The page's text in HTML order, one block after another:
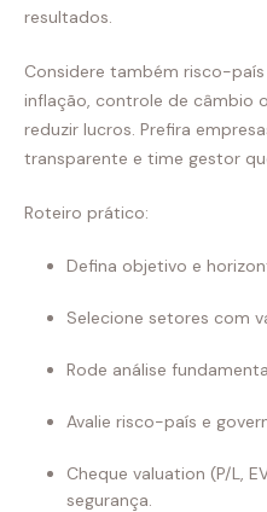
resultados.
Considere também risco-
inflação, controle de câmbio
reduzir lucros. Prefira
transparente e time gestor
Roteiro prático:
Defina objetivo e
Selecione setores com
Rode análise
Avalie risco-país e
Cheque valuation (P/L,
segurança.